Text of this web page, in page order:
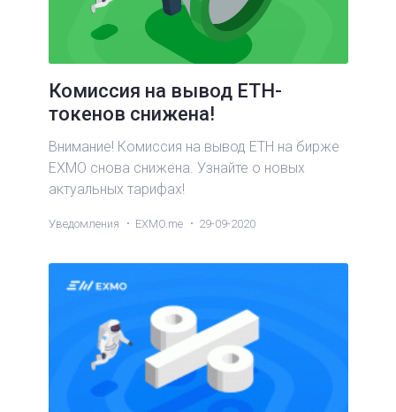
Комиссия на вывод ETH-
токенов снижена!
Внимание! Комиссия на вывод ETH на бирже
EXMO снова снижена. Узнайте о новых
актуальных тарифах!
Уведомления EXMO.me 29-09-2020